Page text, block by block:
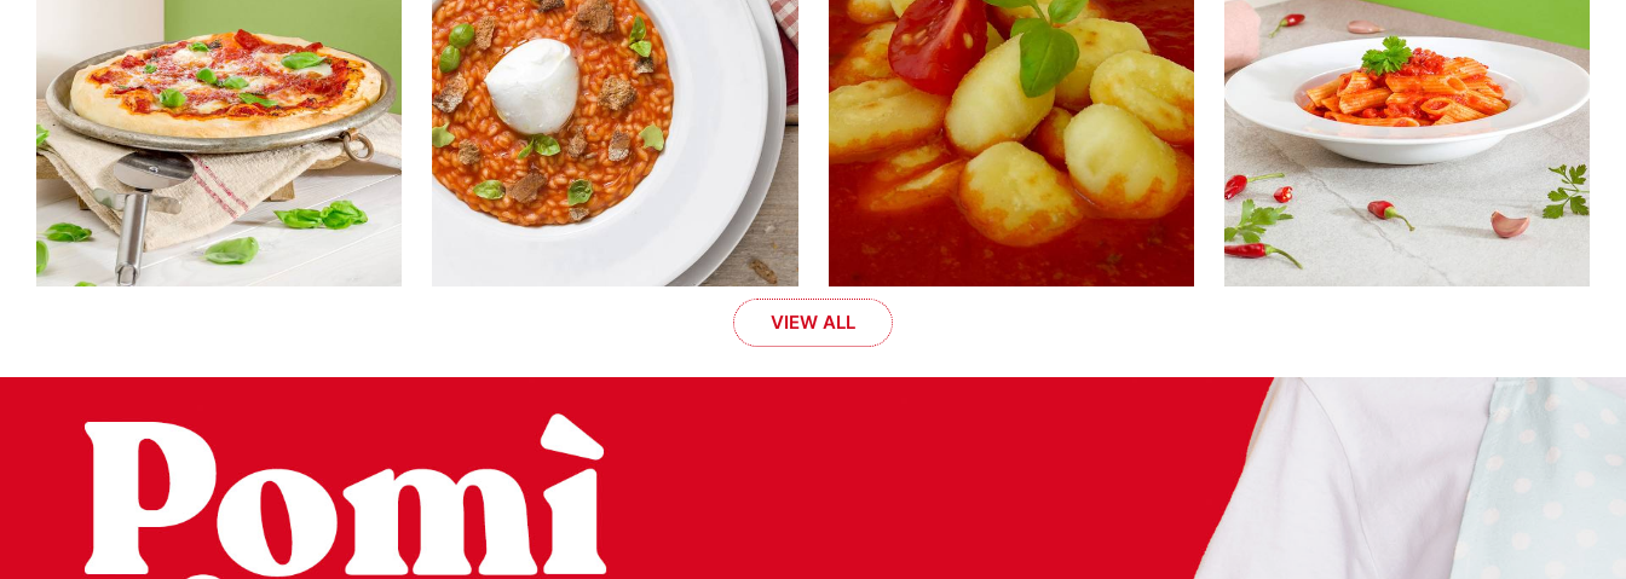
VIEW ALL